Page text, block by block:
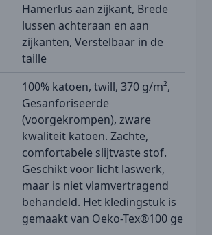
Hamerlus aan zijkant, Brede
lussen achteraan en aan
zijkanten, Verstelbaar in de
taille
100% katoen, twill, 370 g/m²,
Gesanforiseerde
(voorgekrompen), zware
kwaliteit katoen. Zachte,
comfortabele slijtvaste stof.
Geschikt voor licht laswerk,
maar is niet vlamvertragend
behandeld. Het kledingstuk is
gemaakt van Oeko-Tex®100 ge